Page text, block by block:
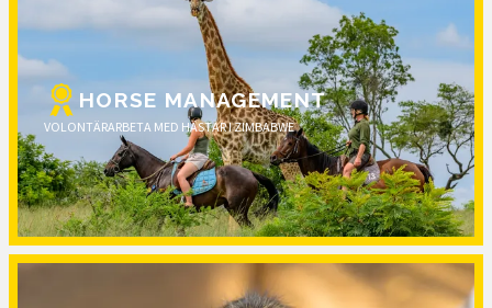
HORSE MANAGEMENT
VOLONTÄRARBETA MED HÄSTAR I ZIMBABWE